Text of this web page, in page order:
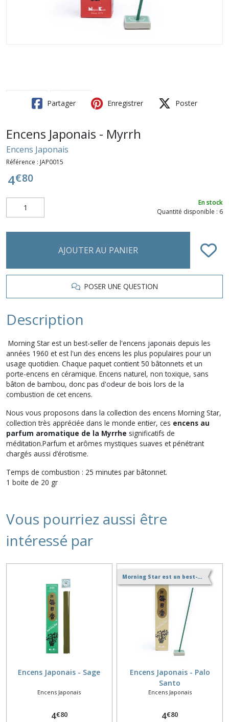
Partager Enregistrer Poster
Encens Japonais - Myrrh
Encens Japonais
Référence : JAP0015
4€80
En stock
Quantité disponible : 6
AJOUTER AU PANIER
POSER UNE QUESTION
Description
Morning Star est un best-seller de l'encens japonais depuis les
années 1960 et est l'un des encens les plus populaires pour un
usage quotidien. Chaque paquet contient 50 bâtonnets et un
porte-encens en céramique. Encens naturel, non toxique, sans
bâton de bambou, donc pas d'odeur de bois lors de la
combustion de cet encens.
Nous vous proposons dans la collection des encens Morning Star,
collection très appréciée dans le monde entier, ces encens au
parfum aromatique de la Myrrhe significatifs de
méditation.Parfum et arômes mystiques suaves et pénétrant
chargés aussi d’érotisme.
Temps de combustion : 25 minutes par bâtonnet.
1 boite de 20 gr
Vous pourriez aussi être
intéressé par
Encens Japonais - Sage
Encens Japonais
4€80
Morning Star est un best-seller de l'encens japonais
Encens Japonais - Palo
Santo
Encens Japonais
4€80